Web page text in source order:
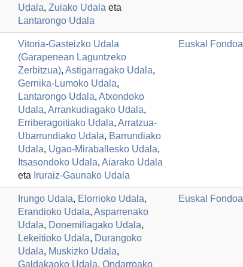
Udala, Zuiako Udala eta
Lantarongo Udala
Vitoria-Gasteizko Udala
(Garapenean Laguntzeko
Zerbitzua), Astigarragako Udala,
Gernika-Lumoko Udala,
Lantarongo Udala, Atxondoko
Udala, Arrankudiagako Udala,
Erriberagoitiako Udala, Arratzua-
Ubarrundiako Udala, Barrundiako
Udala, Ugao-Miraballesko Udala,
Itsasondoko Udala, Aiarako Udala
eta Iruraiz-Gaunako Udala
Euskal Fondoa
Irungo Udala, Elorrioko Udala,
Erandioko Udala, Asparrenako
Udala, Donemiliagako Udala,
Lekeitioko Udala, Durangoko
Udala, Muskizko Udala,
Galdakaoko Udala, Ondarroako
Euskal Fondoa